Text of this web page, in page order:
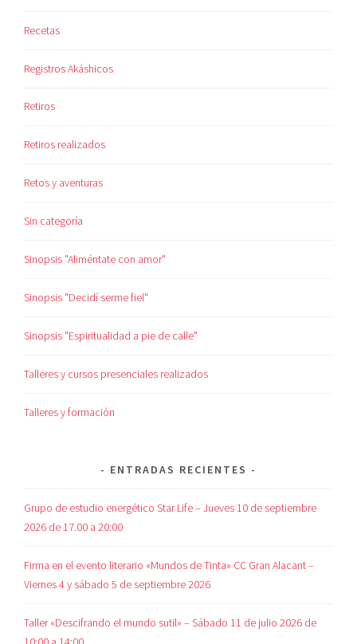
Recetas
Registros Akáshicos
Retiros
Retiros realizados
Retos y aventuras
Sin categoría
Sinopsis "Aliméntate con amor"
Sinopsis "Decidí serme fiel"
Sinopsis "Espiritualidad a pie de calle"
Talleres y cursos presenciales realizados
Talleres y formación
ENTRADAS RECIENTES
Grupo de estudio energético Star Life – Jueves 10 de septiembre
2026 de 17.00 a 20:00
Firma en el evento literario «Mundos de Tinta» CC Gran Alacant –
Viernes 4 y sábado 5 de septiembre 2026
Taller «Descifrando el mundo sutil» – Sábado 11 de julio 2026 de